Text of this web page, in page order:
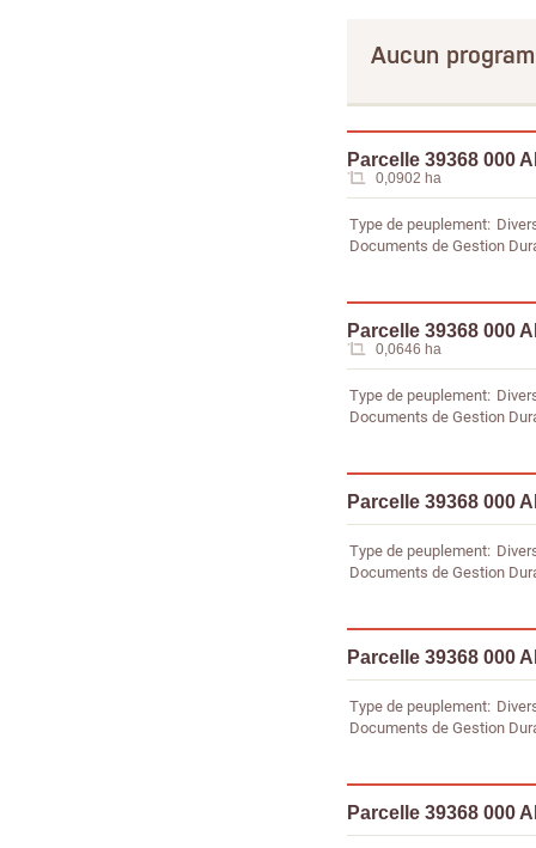
Aucun
Parcelle 39368 000
0,0902 ha
Type de peuplement
Documents de Gestion
Parcelle 39368 000
0,0646 ha
Type de peuplement
Documents de Gestion
Parcelle 39368 000
Type de peuplement
Documents de Gestion
Parcelle 39368 000
Type de peuplement
Documents de Gestion
Parcelle 39368 000